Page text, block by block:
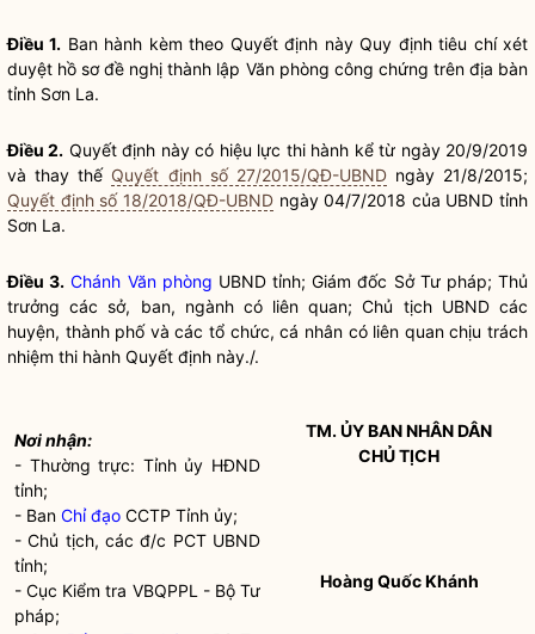
Điều 1. Ban hành kèm theo Quyết định này Quy định tiêu chí xét
duyệt hồ sơ đề nghị thành lập Văn phòng công chứng trên địa bàn
tỉnh Sơn La.
Điều 2. Quyết định này có hiệu lực thi hành kể từ ngày 20/9/2019
và thay thế Quyết định số 27/2015/QĐ-UBNDngày 21/8/2015;
Quyết định số 18/2018/QĐ-UBNDngày 04/7/2018 của UBND tỉnh
Sơn La.
Điều 3. Chánh Văn phòng UBND tỉnh; Giám đốc Sở Tư pháp; Thủ
trưởng các sở, ban, ngành có liên quan; Chủ tịch UBND các
huyện, thành phố và các tổ chức, cá nhân có liên quan chịu trách
nhiệm thi hành Quyết định này./.
Nơi nhận:
- Thường trực: Tỉnh ủy HĐND
tỉnh;
- BanChỉ đạo CCTP Tỉnh ủy;
- Chủ tịch, các đ/c PCT UBND
tỉnh;
- Cục Kiểm tra VBQPPL - Bộ Tư
pháp;
TM. ỦY BANNHÂN DÂN
CHỦ TỊCH
Hoàng Quốc Khánh